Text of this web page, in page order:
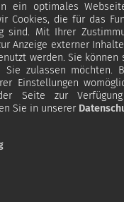
ein optimales
Cookies, die für das
sind. Mit Ihrer
Anzeige externer
werden. Sie können
Sie zulassen möchten.
Einstellungen
Seite zur
Sie in unserer